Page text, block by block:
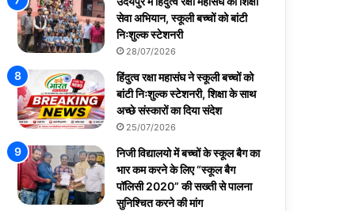
सेवा अभियान, स्कूली बच्चों को बांटी
निःशुल्क स्टेशनरी
28/07/2026
हिंदुत्व रक्षा महासंघ ने स्कूली बच्चों को
बांटी निःशुल्क स्टेशनरी, शिक्षा के साथ
अच्छे संस्कारों का दिया संदेश
25/07/2026
निजी विद्यालयो में बच्चों के स्कूल बैग का
भार कम करने के लिए “स्कूल बैग
पॉलिसी 2020” की सख्ती से पालना
सुनिश्चित करने की मांग